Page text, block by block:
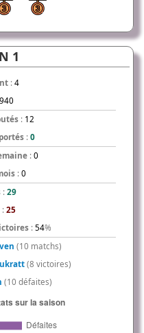
1
: 4
940
: 12
: 0
: 0
: 0
: 29
: 25
: 54%
(10 matchs)
(8 victoires)
(10 défaites)